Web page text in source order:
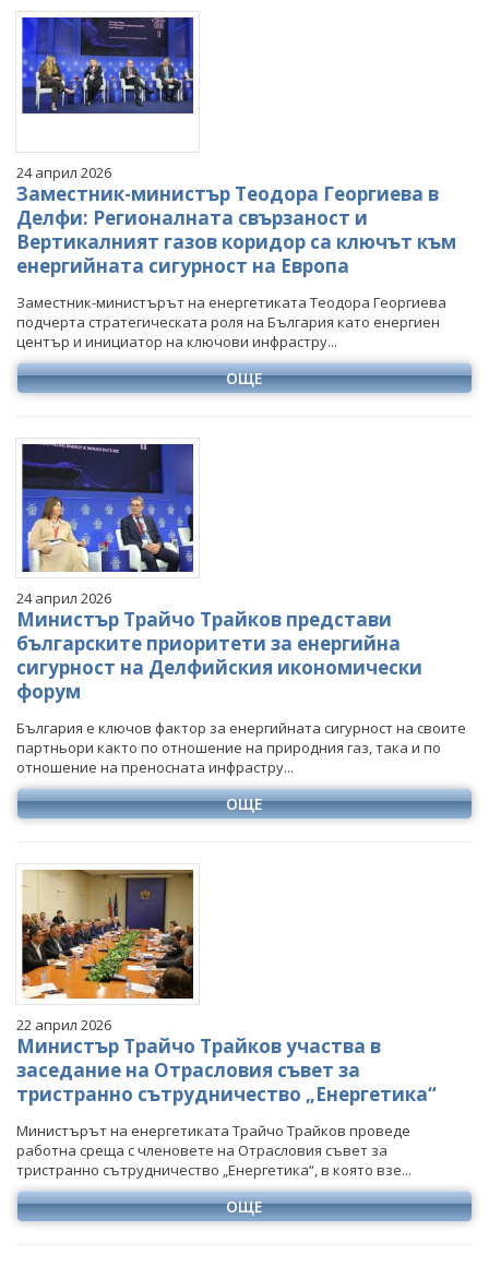
24 април 2026
Заместник-министър Теодора Георгиева в
Делфи: Регионалната свързаност и
Вертикалният газов коридор са ключът към
енергийната сигурност на Европа
Заместник-министърът на енергетиката Теодора Георгиева
подчерта стратегическата роля на България като енергиен
център и инициатор на ключови инфрастру...
ОЩЕ
24 април 2026
Министър Трайчо Трайков представи
българските приоритети за енергийна
сигурност на Делфийския икономически
форум
България е ключов фактор за енергийната сигурност на своите
партньори както по отношение на природния газ, така и по
отношение на преносната инфрастру...
ОЩЕ
22 април 2026
Министър Трайчо Трайков участва в
заседание на Отрасловия съвет за
тристранно сътрудничество „Енергетика“
Министърът на енергетиката Трайчо Трайков проведе
работна среща с членовете на Отрасловия съвет за
тристранно сътрудничество „Енергетика“, в която взе...
ОЩЕ